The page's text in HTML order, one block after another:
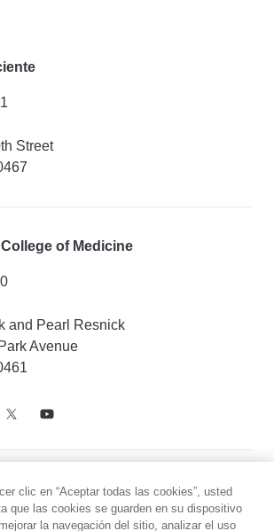
Street
of Medicine
and Pearl Resnick
Avenue
de privacidad
clic en “Aceptar todas las cookies”, usted
que las cookies se guarden en su dispositivo
la navegación del sitio, analizar el uso